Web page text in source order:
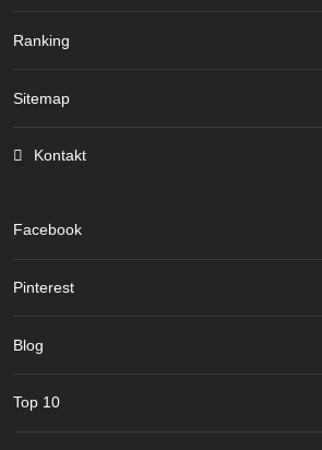
Ranking
Sitemap
Kontakt
Facebook
Pinterest
Blog
Top 10